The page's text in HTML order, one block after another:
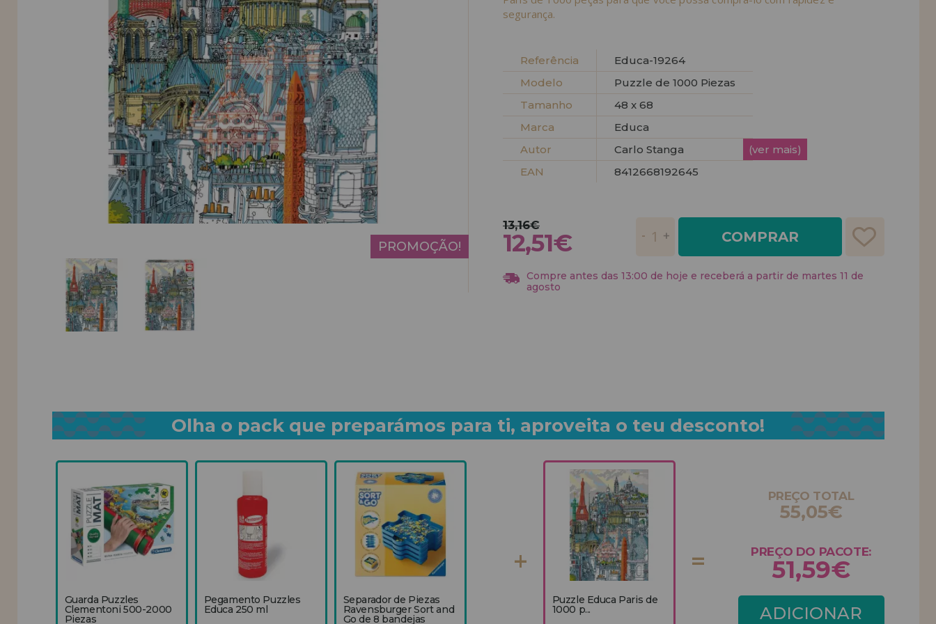
LIQUIDAÇÕES
EM FORMAÇÃO
info@casadopuzzle.pt
segurança.
Referência
Educa-19264
Modelo
Puzzle de 1000 Piezas
Tamanho
48 x 68
Marca
Educa
Autor
Carlo Stanga
(ver mais)
EAN
8412668192645
PROMOÇÃO!
13,16€
12,51€ COMPRAR
Compre antes das 13:00 de hoje e receberá a partir de martes 11 de
agosto
Olha o pack que preparámos para ti, aproveita o teu desconto!
Guarda Puzzles
Clementoni 500-2000
Piezas
Pegamento Puzzles
Educa 250 ml
Separador de Piezas
Ravensburger Sort and
Go de 8 bandejas
Puzzle Educa Paris de
1000 p...
PREÇO TOTAL
55,05€
PREÇO DO PACOTE:
51,59€
ADICIONAR